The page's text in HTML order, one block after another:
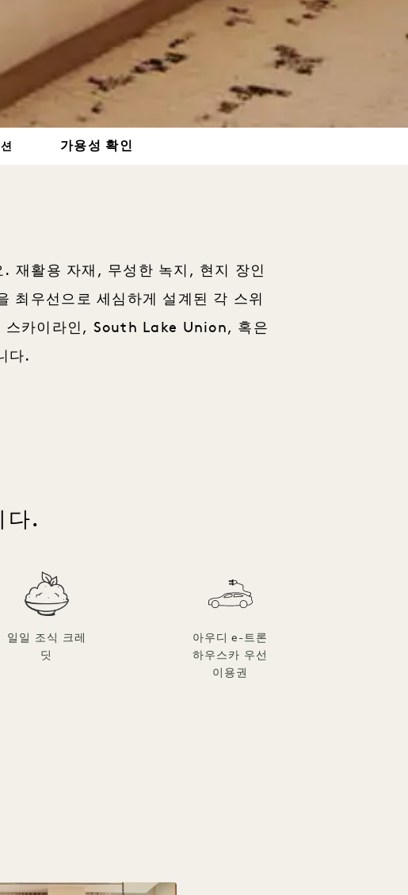
가용성 확인
재활용 자재, 무성한 녹지, 현지 장인
최우선으로 세심하게 설계된 각 스위
스카이라인, South Lake Union, 혹은
다.
다.
일일 조식 크레
딧
아우디 e-트론
하우스카 우선
이용권